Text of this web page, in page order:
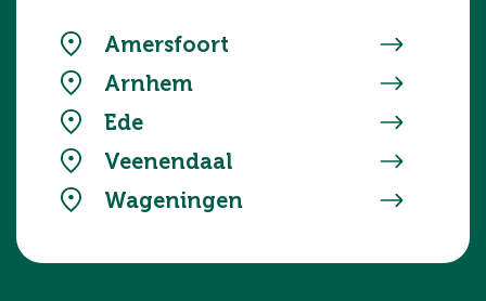
Amersfoort
Arnhem
Ede
Veenendaal
Wageningen